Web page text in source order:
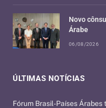
ÚLTIMAS NOTÍCIAS
Fórum Brasil-Países
Novo
Árabe
06/08/2026